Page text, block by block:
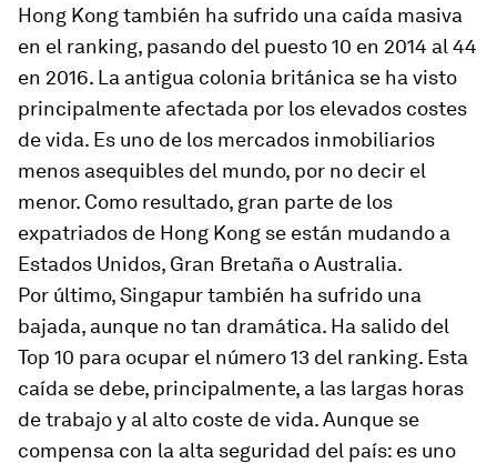
Hong Kong también ha sufrido una caída masiva
en el ranking, pasando del puesto 10 en 2014 al 44
en 2016. La antigua colonia británica se ha visto
principalmente afectada por los elevados costes
de vida. Es uno de los mercados inmobiliarios
menos asequibles del mundo, por no decir el
menor. Como resultado, gran parte de los
expatriados de Hong Kong se están mudando a
Estados Unidos, Gran Bretaña o Australia.
Por último, Singapur también ha sufrido una
bajada, aunque no tan dramática. Ha salido del
Top 10 para ocupar el número 13 del ranking. Esta
caída se debe, principalmente, a las largas horas
de trabajo y al alto coste de vida. Aunque se
compensa con la alta seguridad del país: es uno